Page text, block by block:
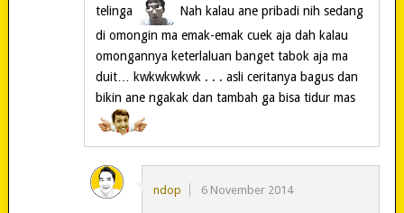
telinga
Nah kalau ane pribadi nih sedang
di omongin ma emak-emak cuek aja dah kalau
omongannya keterlaluan banget tabok aja ma
duit… kwkwkwkwk . . . asli ceritanya bagus dan
bikin ane ngakak dan tambah ga bisa tidur mas
ndop 6 November 2014